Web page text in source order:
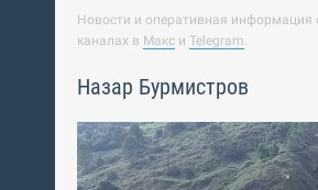
Новости и оперативная информация
каналах в Макс и Telegram.
Назар Бурмистров